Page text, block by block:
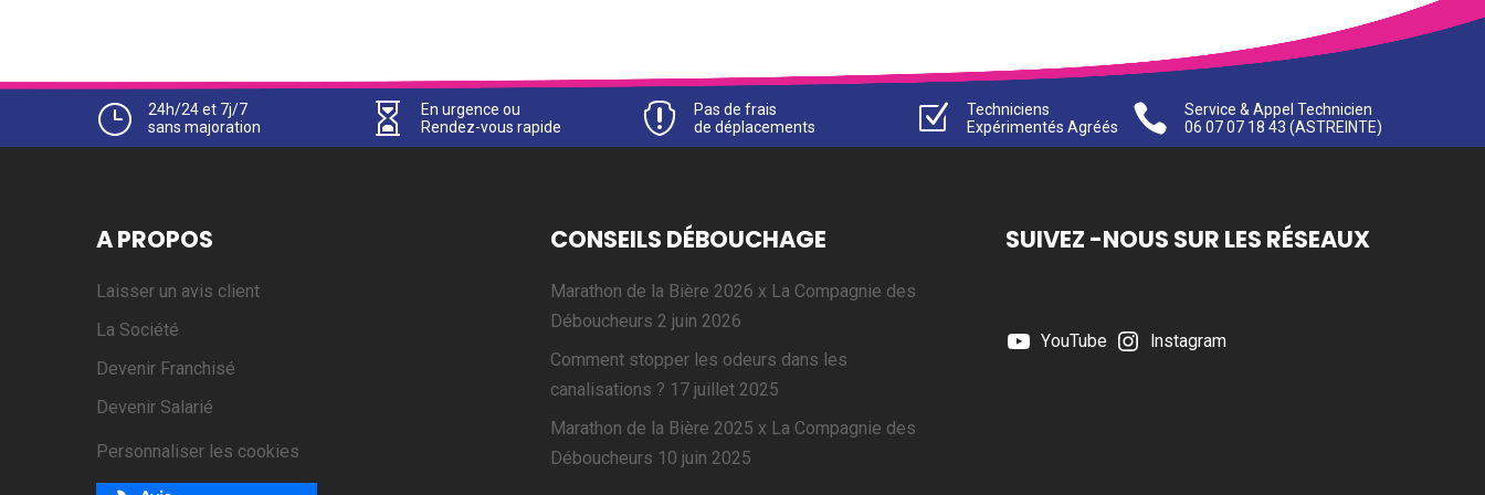
}
24h/24 et 7j/7
sans majoration

En urgence ou
Rendez-vous rapide

Pas de frais
de déplacements
Z
Techniciens
Expérimentés Agréés

Service & Appel Technicien
06 07 07 18 43 (ASTREINTE)
A PROPOS
Laisser un avis client
La Société
Devenir Franchisé
Devenir Salarié
Personnaliser les cookies
CONSEILS DÉBOUCHAGE
Marathon de la Bière 2026 x La Compagnie des
Déboucheurs 2 juin 2026
Comment stopper les odeurs dans les
canalisations ? 17 juillet 2025
Marathon de la Bière 2025 x La Compagnie des
Déboucheurs 10 juin 2025
SUIVEZ -NOUS SUR LES RÉSEAUX
YouTube Instagram